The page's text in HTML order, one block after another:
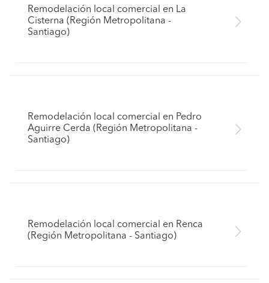
Remodelación local comercial en La
Cisterna (Región Metropolitana -
Santiago)
Remodelación local comercial en Pedro
Aguirre Cerda (Región Metropolitana -
Santiago)
Remodelación local comercial en Renca
(Región Metropolitana - Santiago)